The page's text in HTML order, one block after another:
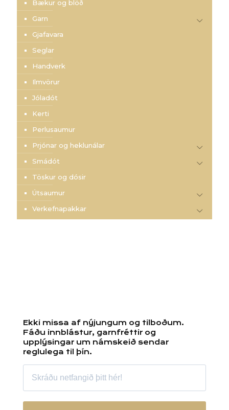
Bækur og blöð
Garn
Gjafavara
Seglar
Handverk
Ilmvörur
Jóladót
Kerti
Perlusaumur
Prjónar og heklunálar
Smádót
Töskur og dósir
Útsaumur
Verkefnapakkar
Ekki missa af nýjungum og tilboðum.
Fáðu innblástur, garnfréttir og
upplýsingar um námskeið sendar
reglulega til þín.